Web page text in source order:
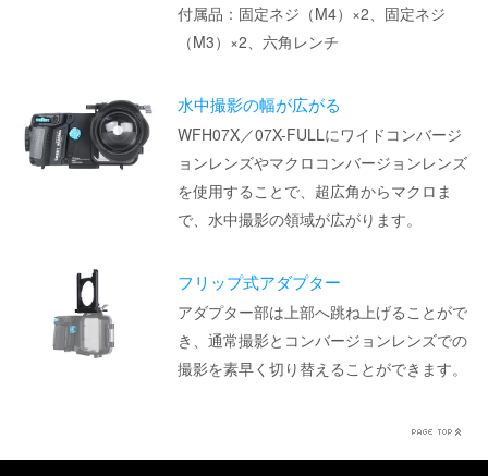
付属品：固定ネジ（M4）×2、固定ネジ
（M3）×2、六角レンチ
水中撮影の幅が広がる
WFH07X／07X-FULLにワイドコンバージ
ョンレンズやマクロコンバージョンレンズ
を使用することで、超広角からマクロま
で、水中撮影の領域が広がります。
フリップ式アダプター
アダプター部は上部へ跳ね上げることがで
き、通常撮影とコンバージョンレンズでの
撮影を素早く切り替えることができます。